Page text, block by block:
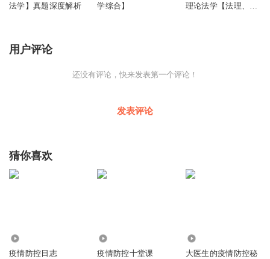
法学】真题深度解析
学综合】
理论法学【法理、宪
用户评论
还没有评论，快来发表第一个评论！
发表评论
猜你喜欢
疫情防控日志 疫情防控十堂课
大医生的疫情防控秘